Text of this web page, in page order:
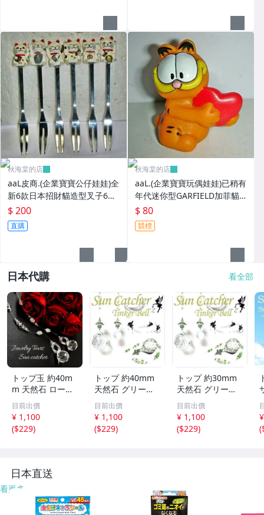
秋海棠的店
aaL皮商.(企業寶寶公仔娃娃)全
新6款日本招財貓造型叉子6
入!!--造型都不一樣值得收藏!!/
大4/-P
$ 200
直購
秋海棠的店
aaL.(企業寶寶玩偶娃娃)已稍有
年代迷你型GARFIELD加菲貓
拿紅色心型造型公仔!--保存良
好值得收藏!/6房樂箱1
$ 80
競標
日本代購 看全部
トップ玉 約40m
m 天然石 ローズ
ジュエリー Tears
サンキャッチャー
パワーストーン
アクセサリー イ
目前出價
¥ 1,100
($229)
トップ 約40mm
天然石 グリーン
アベンチュリン T
inker Bell 妖精の
サンキャッチャー
パワーストーン
目前出價
¥ 1,100
($229)
トップ 約30mm
天然石 グリーン
アベンチュリン T
inker Bell 妖精の
サンキャッチャー
パワーストーン
目前出價
¥ 1,100
($229)
(
日本直送
看更多